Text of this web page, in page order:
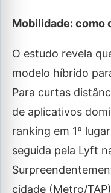
Mobilidade: como
O estudo revela
modelo híbrido
Para curtas
de aplicativos
ranking em 1º
seguida pela Lyft
cidade (Metro/